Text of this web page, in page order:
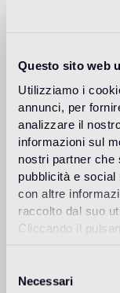
Questo sito web
Utilizziamo i
annunci, per
analizzare il
informazioni sul
nostri partner che
pubblicità e
con altre
raccolto dal suo
Cliccando il
tecnici.
delNecessari
con tessere
122x207(h) cm a
Colori
VTC 10.02
VTC 10.55